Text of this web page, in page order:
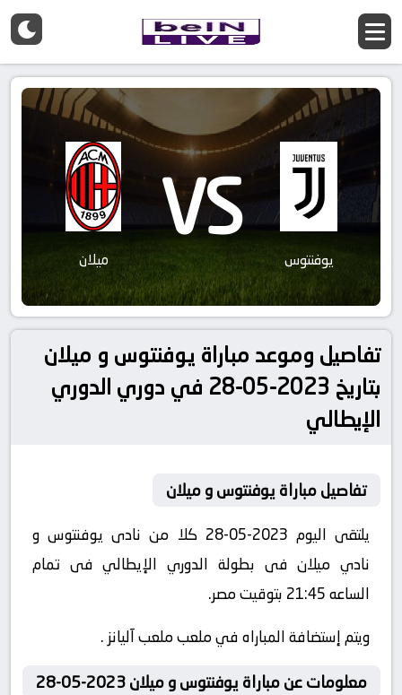
يوفنتوس VS ميلان
تفاصيل وموعد مباراة يوفنتوس و ميلان
بتاريخ 2023-05-28 في دوري الدوري
الإيطالي
تفاصيل مباراة يوفنتوس و ميلان
يلتقى اليوم 2023-05-28 كلا من نادى يوفنتوس و
نادي ميلان فى بطولة الدوري الإيطالي فى تمام
الساعه 21:45 بتوقيت مصر.
ويتم إستضافة المباراه في ملعب ملعب آليانز .
معلومات عن مباراة يوفنتوس و ميلان 2023-05-28